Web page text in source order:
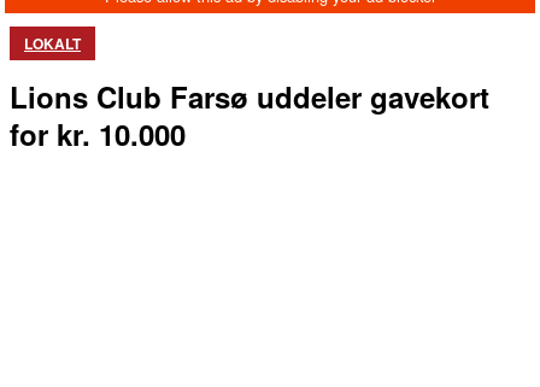
LOKALT
Lions Club Farsø uddeler gavekort
for kr. 10.000